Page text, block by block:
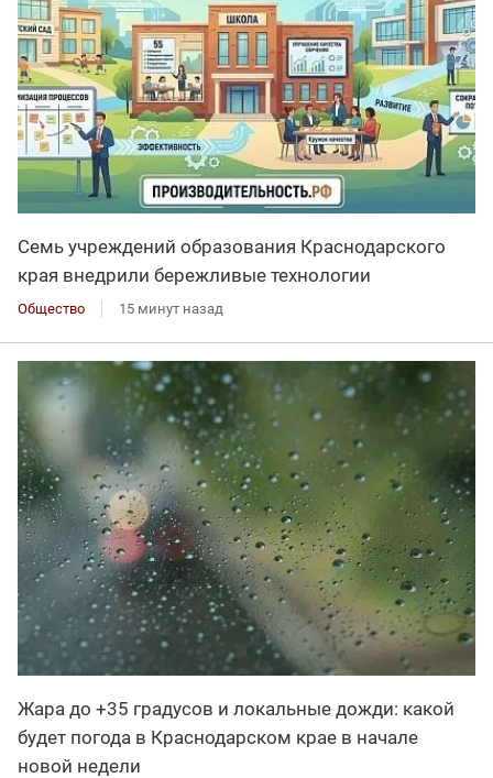
Семь учреждений образования Краснодарского
края внедрили бережливые технологии
Общество 15 минут назад
Жара до +35 градусов и локальные дожди: какой
будет погода в Краснодарском крае в начале
новой недели